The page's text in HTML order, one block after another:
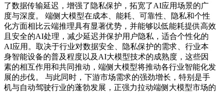
了数据传输延迟，增强了隐私保护，拓宽了AI应用场景的广
度与深度。 端侧大模型在成本、能耗、可靠性、隐私和个性
化方面相比云端推理具有显著优势，并能够以低能耗提供高效
且安全的AI处理，减少延迟并保护用户隐私，适合个性化的
AI应用。取决于行业对数据安全、隐私保护的需求、行业本
身智能设备的普及程度以及AI大模型技术的成熟度，这些因
素的相互作用和共同推动，端侧大模型将推动各行业智能化发
展的步伐。 与此同时，下游市场需求的强劲增长，特别是手
机与自动驾驶行业的蓬勃发展，正强力拉动端侧大模型市场的